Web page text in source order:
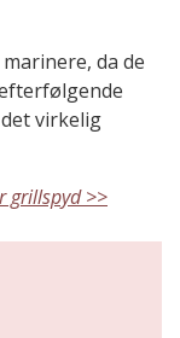
da de
virkelig
grillspyd >>